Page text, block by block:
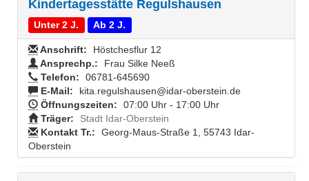
Kindertagesstätte Regulshausen
Unter 2 J. Ab 2 J.
Anschrift:
Höstchesflur 12
Ansprechp.:
Frau Silke Neeß
Telefon:
06781-645690
E-Mail:
kita.regulshausen@idar-oberstein.de
Öffnungszeiten:
07:00 Uhr - 17:00 Uhr
Träger:
Stadt Idar-Oberstein
Kontakt Tr.:
Georg-Maus-Straße 1, 55743 Idar-
Oberstein